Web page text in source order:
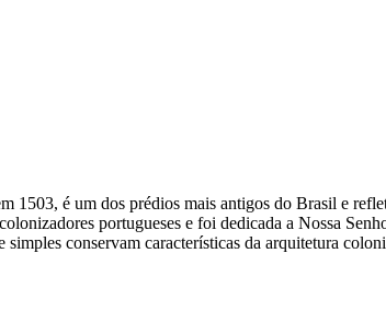
1503, é um dos prédios mais antigos do Brasil e
portugueses e foi dedicada a Nossa
conservam características da arquitetura